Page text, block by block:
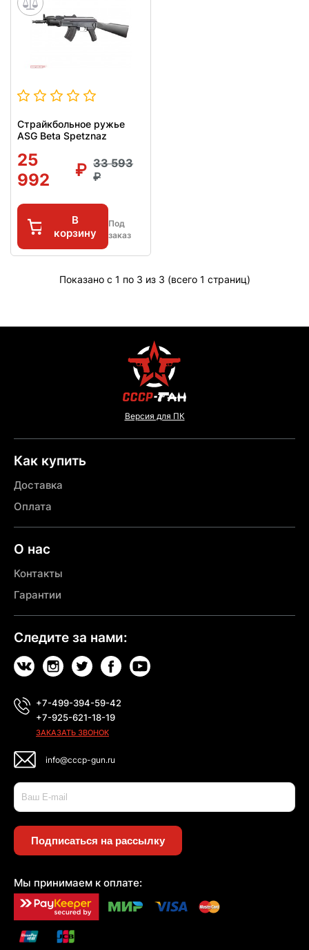
Страйкбольное ружье
ASG Beta Spetznaz
25
992
33 593
В
корзину
Под
заказ
Показано с 1 по 3 из 3 (всего 1 страниц)
Версия для ПК
Как купить
Доставка
Оплата
О нас
Контакты
Гарантии
Следите за нами:
+7-499-394-59-42
+7-925-621-18-19
ЗАКАЗАТЬ ЗВОНОК
info@cccp-gun.ru
Подписаться на рассылку
Мы принимаем к оплате: